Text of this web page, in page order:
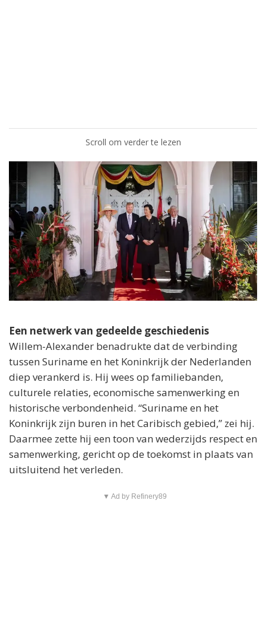
Scroll om verder te lezen
Een netwerk van gedeelde geschiedenis
Willem-Alexander benadrukte dat de verbinding
tussen Suriname en het Koninkrijk der Nederlanden
diep verankerd is. Hij wees op familiebanden,
culturele relaties, economische samenwerking en
historische verbondenheid. “Suriname en het
Koninkrijk zijn buren in het Caribisch gebied,” zei hij.
Daarmee zette hij een toon van wederzijds respect en
samenwerking, gericht op de toekomst in plaats van
uitsluitend het verleden.
▼ Ad by Refinery89